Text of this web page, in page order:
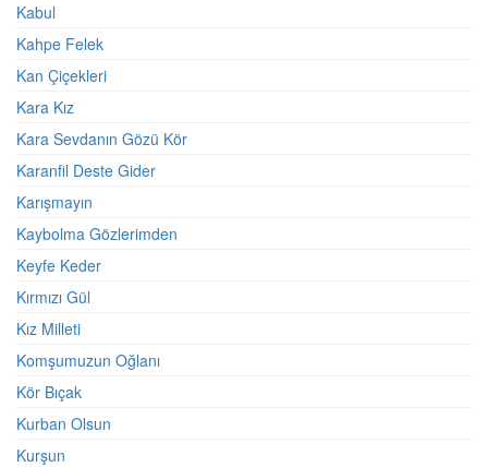
Kabul
Kahpe Felek
Kan Çiçekleri
Kara Kız
Kara Sevdanın Gözü Kör
Karanfil Deste Gider
Karışmayın
Kaybolma Gözlerimden
Keyfe Keder
Kırmızı Gül
Kız Milleti
Komşumuzun Oğlanı
Kör Bıçak
Kurban Olsun
Kurşun